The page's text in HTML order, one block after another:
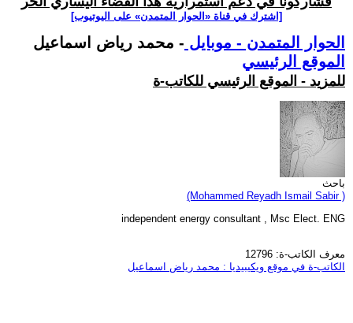
[اشترك في قناة ‫«الحوار المتمدن» على اليوتيوب]
الحوار المتمدن - موبايل - محمد رياض اسماعيل
الموقع الرئيسي
للمزيد - الموقع الرئيسي للكاتب-ة
باحث
(Mohammed Reyadh Ismail Sabir )
independent energy consultant , Msc Elect. ENG
معرف الكاتب-ة: 12796
الكاتب-ة في موقع ويكيبيديا : محمد رياض اسماعيل